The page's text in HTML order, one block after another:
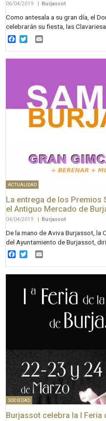
06/04/2019 | Burjassot
Como antesala a su gran día, el
celebrarán su fiesta, las
Facebook
Twitter
ACTUALIDAD
La entrega de los Premios
el Antiguo Mercado de
04/04/2019 | Burjassot
De la mano de Aviva Burjassot, la
del Ayuntamiento de Burjassot,
Facebook
Twitter
SOCIEDAD
Burjassot celebra la I Feria